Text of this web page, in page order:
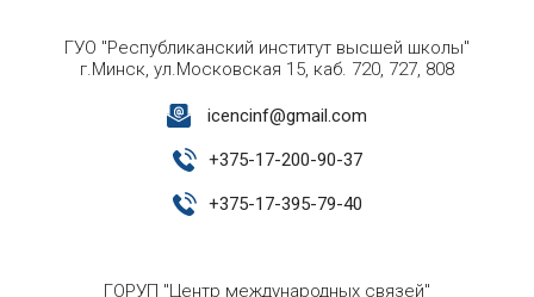
ГУО "Республиканский институт высшей школы"
г.Минск, ул.Московская 15, каб. 720, 727, 808
icencinf@gmail.com
+375-17-200-90-37
+375-17-395-79-40
ГОРУП "Центр международных связей"